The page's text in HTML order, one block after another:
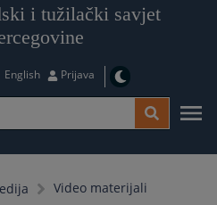
i tužilački savjet
English Prijava
Video materijali